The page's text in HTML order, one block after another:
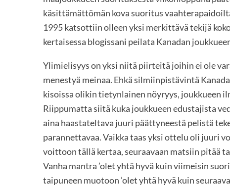
käsittämättömän kova suoritus
1995 katsottiin olleen yksi merkittävä tekijä
kertaisessa blogissani peilata Kanadan
Ylimielisyys on yksi niitä piirteitä joihin ei ole
menestyä meinaa. Ehkä silmiinpistävintä
kisoissa olikin tietynlainen nöyryys, joukkueen
Riippumatta siitä kuka joukkueen edustajista
aina haastateltava juuri päättyneestä pelistä
parannettavaa. Vaikka taas yksi ottelu oli juuri
voittoon tällä kertaa, seuraavaan matsiin pitää
Vanha mantra ’olet yhtä hyvä kuin viimeisin
taipuneen muotoon ’olet yhtä hyvä kuin